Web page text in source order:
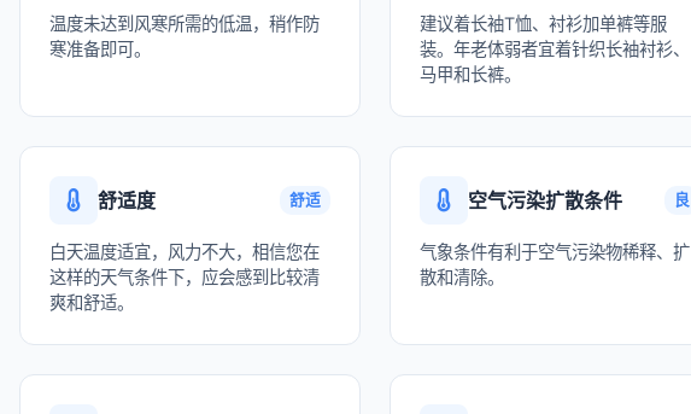
温度未达到风寒所需的低温，稍作防
寒准备即可。
建议着长袖T恤、衬衫加单裤等服
装。年老体弱者宜着针织长袖衬衫、
马甲和长裤。
舒适度 舒适
白天温度适宜，风力不大，相信您在
这样的天气条件下，应会感到比较清
爽和舒适。
空气污染扩散条件 良
气象条件有利于空气污染物稀释、扩
散和清除。